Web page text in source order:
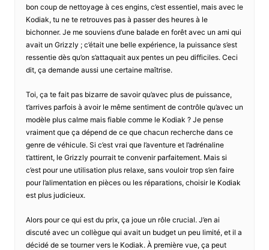
bon coup de nettoyage à ces engins, c’est essentiel, mais avec le
Kodiak, tu ne te retrouves pas à passer des heures à le
bichonner. Je me souviens d’une balade en forêt avec un ami qui
avait un Grizzly ; c’était une belle expérience, la puissance s’est
ressentie dès qu’on s’attaquait aux pentes un peu difficiles. Ceci
dit, ça demande aussi une certaine maîtrise.
Toi, ça te fait pas bizarre de savoir qu’avec plus de puissance,
t’arrives parfois à avoir le même sentiment de contrôle qu’avec un
modèle plus calme mais fiable comme le Kodiak ? Je pense
vraiment que ça dépend de ce que chacun recherche dans ce
genre de véhicule. Si c’est vrai que l’aventure et l’adrénaline
t’attirent, le Grizzly pourrait te convenir parfaitement. Mais si
c’est pour une utilisation plus relaxe, sans vouloir trop s’en faire
pour l’alimentation en pièces ou les réparations, choisir le Kodiak
est plus judicieux.
Alors pour ce qui est du prix, ça joue un rôle crucial. J’en ai
discuté avec un collègue qui avait un budget un peu limité, et il a
décidé de se tourner vers le Kodiak. À première vue, ça peut